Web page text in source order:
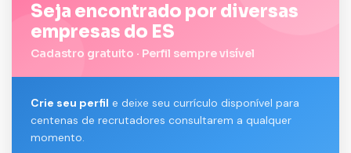
Seja encontrado por diversas
empresas do ES
Cadastro gratuito · Perfil sempre visível
Crie seu perfil e deixe seu currículo disponível para
centenas de recrutadores consultarem a qualquer
momento.